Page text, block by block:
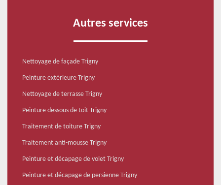
Autres services
Nettoyage de façade Trigny
Peinture extérieure Trigny
Nettoyage de terrasse Trigny
Peinture dessous de toit Trigny
Traitement de toiture Trigny
Traitement anti-mousse Trigny
Peinture et décapage de volet Trigny
Peinture et décapage de persienne Trigny